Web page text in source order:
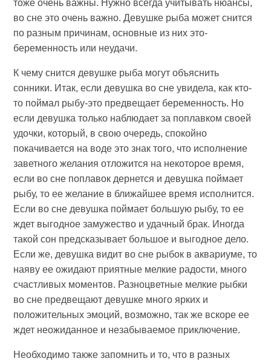
тоже очень важны. Нужно всегда учитывать нюансы,
во сне это очень важно. Девушке рыба может снится
по разным причинам, основные из них это-
беременность или неудачи.
К чему снится девушке рыба могут объяснить
сонники. Итак, если девушка во сне увидела, как кто-
то поймал рыбу-это предвещает беременность. Но
если девушка только наблюдает за поплавком своей
удочки, который, в свою очередь, спокойно
покачивается на воде это знак того, что исполнение
заветного желания отложится на некоторое время,
если во сне поплавок дернется и девушка поймает
рыбу, то ее желание в ближайшее время исполнится.
Если во сне девушка поймает большую рыбу, то ее
ждет выгодное замужество и удачный брак. Иногда
такой сон предсказывает большое и выгодное дело.
Если же, девушка видит во сне рыбок в аквариуме, то
наяву ее ожидают приятные мелкие радости, много
счастливых моментов. Разноцветные мелкие рыбки
во сне предвещают девушке много ярких и
положительных эмоций, возможно, так же вскоре ее
ждет неожиданное и незабываемое приключение.
Необходимо также запомнить и то, что в разных